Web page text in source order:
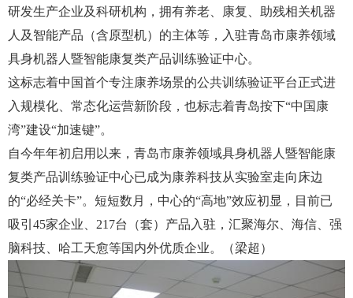
研发生产企业及科研机构，拥有养老、康复、助残相关机器
人及智能产品（含原型机）的主体等，入驻青岛市康养领域
具身机器人暨智能康复类产品训练验证中心。
这标志着中国首个专注康养场景的公共训练验证平台正式进
入规模化、常态化运营新阶段，也标志着青岛按下“中国康
湾”建设“加速键”。
自今年年初启用以来，青岛市康养领域具身机器人暨智能康
复类产品训练验证中心已成为康养科技从实验室走向床边
的“必经关卡”。短短数月，中心的“高地”效应初显，目前已
吸引45家企业、217台（套）产品入驻，汇聚海尔、海信、强
脑科技、哈工天愈等国内外优质企业。（梁超）